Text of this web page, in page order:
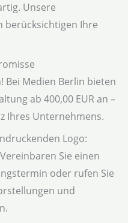
Unsere
berücksichtigen Ihre
Bei Medien Berlin bieten
ab 400,00 EUR an –
Ihres Unternehmens.
Logo:
Vereinbaren Sie einen
oder rufen Sie
und